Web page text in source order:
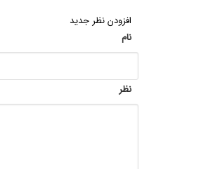
افزودن نظر جدید
نام
نظر